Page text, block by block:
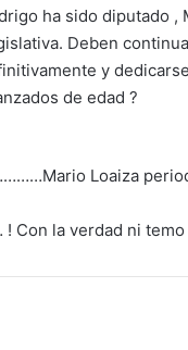
ha sido diputado ,
Deben
y
de edad ?
Loaiza
Con la verdad ni